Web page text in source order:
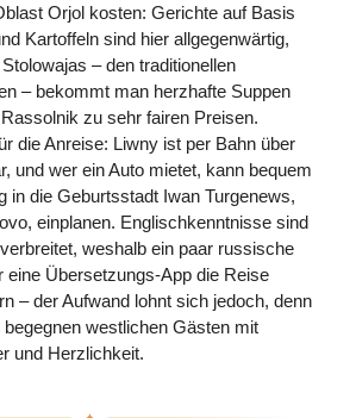
Orjol kosten: Gerichte auf Basis
Kartoffeln sind hier allgegenwärtig,
– den traditionellen
– bekommt man herzhafte Suppen
zu sehr fairen Preisen.
die Anreise: Liwny ist per Bahn über
und wer ein Auto mietet, kann bequem
in die Geburtsstadt Iwan Turgenews,
einplanen. Englischkenntnisse sind
weshalb ein paar russische
eine Übersetzungs-App die Reise
– der Aufwand lohnt sich jedoch, denn
westlichen Gästen mit
und Herzlichkeit.